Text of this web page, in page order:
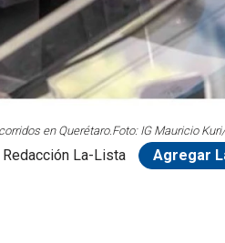
en Querétaro.Foto: IG Mauricio
Redacción La-Lista Agregar